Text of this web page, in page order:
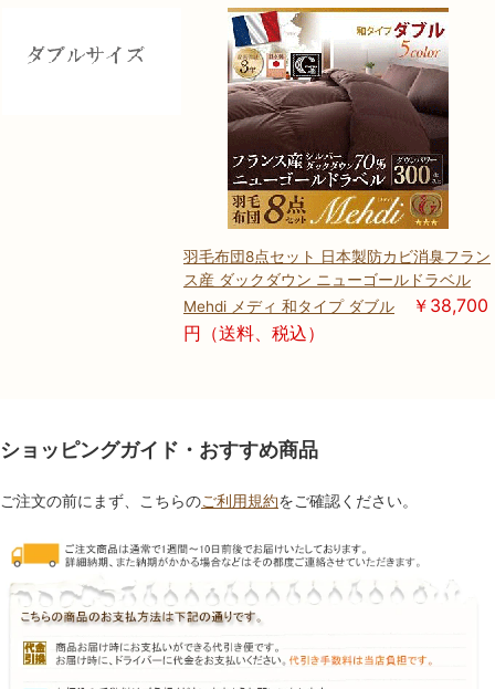
羽毛布団8点セット 日本製防カビ消臭フラン
ス産 ダックダウン ニューゴールドラベル
Mehdi メディ 和タイプ ダブル
￥38,700
円（送料、税込）
ショッピングガイド・おすすめ商品
ご注文の前にまず、こちらのご利用規約をご確認ください。